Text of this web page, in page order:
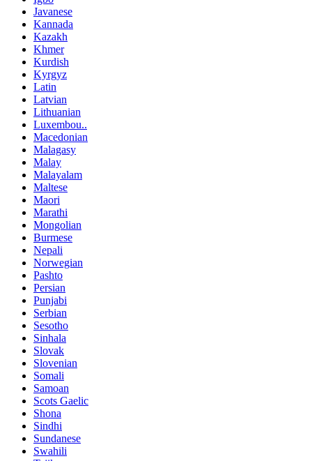
Javanese
Kannada
Kazakh
Khmer
Kurdish
Kyrgyz
Latin
Latvian
Lithuanian
Luxembou..
Macedonian
Malagasy
Malay
Malayalam
Maltese
Maori
Marathi
Mongolian
Burmese
Nepali
Norwegian
Pashto
Persian
Punjabi
Serbian
Sesotho
Sinhala
Slovak
Slovenian
Somali
Samoan
Scots Gaelic
Shona
Sindhi
Sundanese
Swahili